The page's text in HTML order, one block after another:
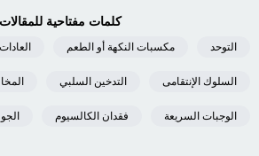
كلمات مفتاحية للمقالات
التوحد مكسبات النكهة أو الطعم
السلوك الإنتقامى التدخين السلبي
الوجبات السريعة فقدان الكالسيوم